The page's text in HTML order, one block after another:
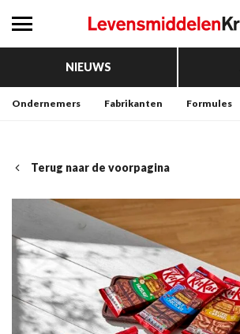
NIEUWS
Ondernemers Fabrikanten Formules
Terug naar de voorpagina